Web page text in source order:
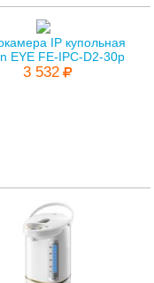
IP купольная
EYE FE-IPC-D2-30p
3 532